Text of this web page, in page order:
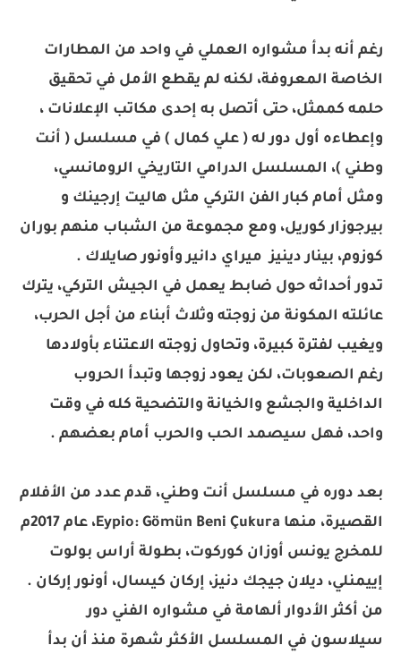
رغم أنه بدأ مشواره العملي في واحد من المطارات
الخاصة المعروفة، لكنه لم يقطع الأمل في تحقيق
حلمه كممثل، حتى أتصل به إحدى مكاتب الإعلانات ،
وإعطاءه أول دور له ( علي كمال ) في مسلسل ( أنت
وطني )، المسلسل الدرامي التاريخي الرومانسي،
ومثل أمام كبار الفن التركي مثل هاليت إرجينك و
بيرجوزار كوريل، ومع مجموعة من الشباب منهم بوران
كوزوم، بينار دينيز ميراي دانير وأونور صايلاك .
تدور أحداثه حول ضابط يعمل في الجيش التركي، يترك
عائلته المكونة من زوجته وثلاث أبناء من أجل الحرب،
ويغيب لفترة كبيرة، وتحاول زوجته الاعتناء بأولادها
رغم الصعوبات، لكن يعود زوجها وتبدأ الحروب
الداخلية والجشع والخيانة والتضحية كله في وقت
واحد، فهل سيصمد الحب والحرب أمام بعضهم .
بعد دوره في مسلسل أنت وطني، قدم عدد من الأفلام
القصيرة، منها Eypio: Gömün Beni Çukura، عام 2017م
للمخرج يونس أوزان كوركوت، بطولة أراس بولوت
إييمنلي، ديلان جيجك دنيز، إركان كيسال، أونور إركان .
من أكثر الأدوار ألهامة في مشواره الفني دور
سيلاسون في المسلسل الأكثر شهرة منذ أن بدأ